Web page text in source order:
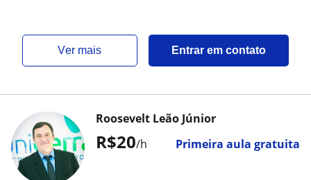
ver mais Entrar em contato
R$20/h Primeira aula gratuita
Roosevelt Leão Júnior